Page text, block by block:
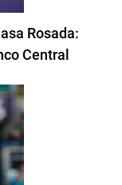
Rosada:
Central